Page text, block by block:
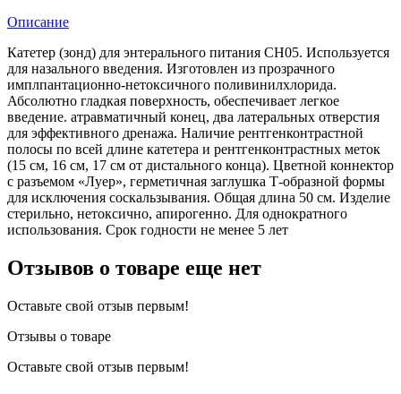
Описание
Катетер (зонд) для энтерального питания СН05. Используется
для назального введения. Изготовлен из прозрачного
имплпантационно-нетоксичного поливинилхлорида.
Абсолютно гладкая поверхность, обеспечивает легкое
введение. атравматичный конец, два латеральных отверстия
для эффективного дренажа. Наличие рентгенконтрастной
полосы по всей длине катетера и рентгенконтрастных меток
(15 см, 16 см, 17 см от дистального конца). Цветной коннектор
с разъемом «Луер», герметичная заглушка Т-образной формы
для исключения соскальзывания. Общая длина 50 см. Изделие
стерильно, нетоксично, апирогенно. Для однократного
использования. Срок годности не менее 5 лет
Отзывов о товаре еще нет
Оставьте свой отзыв первым!
Отзывы о товаре
Оставьте свой отзыв первым!